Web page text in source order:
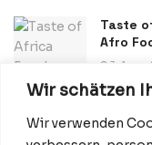
Wir schätzen
Wir verwenden
Taste
Afro
3.